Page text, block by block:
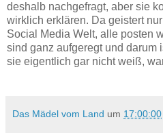
deshalb nachgefragt, aber sie
wirklich erklären. Da geistert
Social Media Welt, alle posten
sind ganz aufgeregt und darum
sie eigentlich gar nicht weiß,
Das Mädel vom Land um 17:00:00